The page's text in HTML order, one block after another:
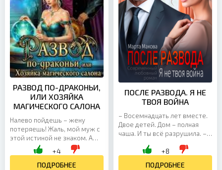
РАЗВОД ПО-ДРАКОНЬИ,
ИЛИ ХОЗЯЙКА
МАГИЧЕСКОГО САЛОНА
Налево пойдешь – жену
потеряешь! Жаль, мой муж с
этой истиной не знаком. А
теперь еще и разводом
угрожает. Он же дракон!
Драконам все можно....
+4
ПОДРОБНЕЕ
ПОСЛЕ РАЗВОДА. Я НЕ
ТВОЯ ВОЙНА
– Восемнадцать лет вместе.
Двое детей. Дом – полная
чаша. И ты всё разрушила. –
тихой яростью. – Не могла,
+8
ПОДРОБНЕЕ